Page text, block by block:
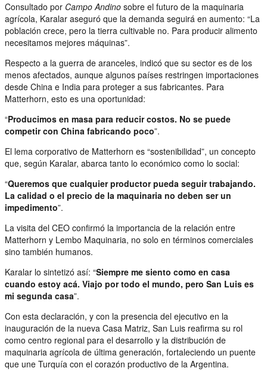
Consultado por Campo Andino sobre el futuro de la maquinaria
agrícola, Karalar aseguró que la demanda seguirá en aumento: “La
población crece, pero la tierra cultivable no. Para producir alimento
necesitamos mejores máquinas”.
Respecto a la guerra de aranceles, indicó que su sector es de los
menos afectados, aunque algunos países restringen importaciones
desde China e India para proteger a sus fabricantes. Para
Matterhorn, esto es una oportunidad:
“Producimos en masa para reducir costos. No se puede
competir con China fabricando poco”.
El lema corporativo de Matterhorn es “sostenibilidad”, un concepto
que, según Karalar, abarca tanto lo económico como lo social:
“Queremos que cualquier productor pueda seguir trabajando.
La calidad o el precio de la maquinaria no deben ser un
impedimento”.
La visita del CEO confirmó la importancia de la relación entre
Matterhorn y Lembo Maquinaria, no solo en términos comerciales
sino también humanos.
Karalar lo sintetizó así: “Siempre me siento como en casa
cuando estoy acá. Viajo por todo el mundo, pero San Luis es
mi segunda casa”.
Con esta declaración, y con la presencia del ejecutivo en la
inauguración de la nueva Casa Matriz, San Luis reafirma su rol
como centro regional para el desarrollo y la distribución de
maquinaria agrícola de última generación, fortaleciendo un puente
que une Turquía con el corazón productivo de la Argentina.